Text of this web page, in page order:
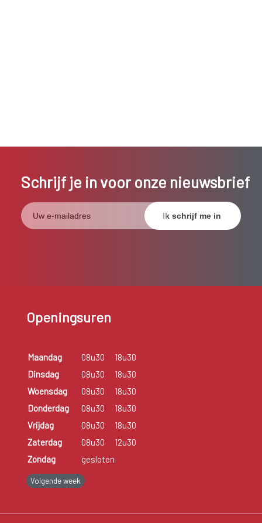
Schrijf je in voor onze nieuwsbrief
Openingsuren
Maandag 08u30
18u30
Dinsdag
08u30
18u30
Woensdag
08u30
18u30
Donderdag
08u30
18u30
Vrijdag
08u30
18u30
Zaterdag
08u30
12u30
Zondag
gesloten
Volgende week